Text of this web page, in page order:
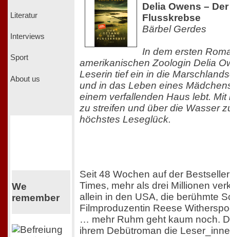
Literatur
Interviews
Sport
About us
We
remember
Delia Owens –
Flusskrebse
Bärbel Gerdes
In dem ersten
amerikanischen Zoologin Delia
Leserin tief ein in die
und in das Leben eines
einem verfallenden Haus lebt.
zu streifen und über die Wasser
höchstes Leseglück.
Seit 48 Wochen auf der
Times, mehr als drei Millionen
allein in den USA, die berühmte
Filmproduzentin Reese
… mehr Ruhm geht kaum noch.
ihrem Debütroman die